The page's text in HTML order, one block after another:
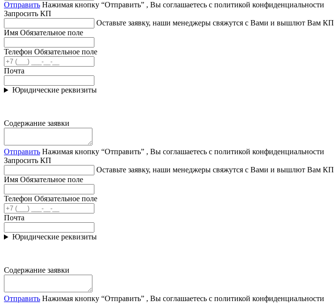
Отправить Нажимая кнопку “Отправить” , Вы соглашаетесь с политикой конфиденциальности
Запросить КП
Оставьте заявку, наши менеджеры свяжутся с Вами и вышлют Вам КП
Имя Обязательное поле
Телефон Обязательное поле
Почта
Юридические реквизиты
Содержание заявки
Отправить Нажимая кнопку “Отправить” , Вы соглашаетесь с политикой конфиденциальности
Запросить КП
Оставьте заявку, наши менеджеры свяжутся с Вами и вышлют Вам КП
Имя Обязательное поле
Телефон Обязательное поле
Почта
Юридические реквизиты
Содержание заявки
Отправить Нажимая кнопку “Отправить” , Вы соглашаетесь с политикой конфиденциальности